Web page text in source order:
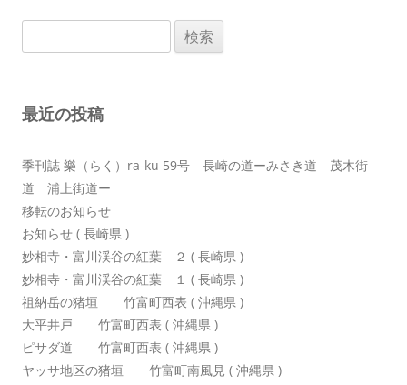
ン
索:
最近の投稿
季刊誌 樂（らく）ra-ku 59号 長崎の道ーみさき道 茂木街
道 浦上街道ー
移転のお知らせ
お知らせ ( 長崎県 )
妙相寺・富川渓谷の紅葉 ２ ( 長崎県 )
妙相寺・富川渓谷の紅葉 １ ( 長崎県 )
祖納岳の猪垣 竹富町西表 ( 沖縄県 )
大平井戸 竹富町西表 ( 沖縄県 )
ピサダ道 竹富町西表 ( 沖縄県 )
ヤッサ地区の猪垣 竹富町南風見 ( 沖縄県 )